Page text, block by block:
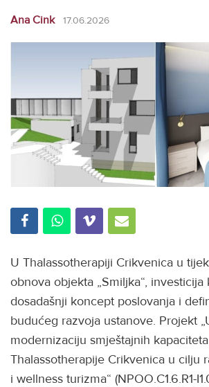
Ana Cink 17.06.2026
U Thalassotherapiji Crikvenica u
obnova objekta „Smiljka“, investicija
dosadašnji koncept poslovanja i
budućeg razvoja ustanove. Projekt
modernizaciju smještajnih kapaciteta
Thalassotherapije Crikvenica u cilju
i wellness turizma“ (NPOO.C1.6.R1-